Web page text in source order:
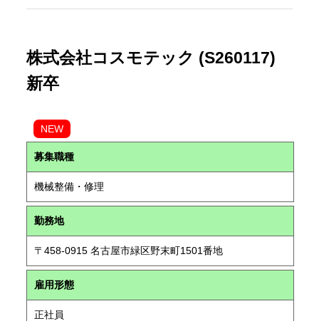
株式会社コスモテック (S260117)
新卒
NEW
募集職種
機械整備・修理
勤務地
〒458-0915 名古屋市緑区野末町1501番地
雇用形態
正社員